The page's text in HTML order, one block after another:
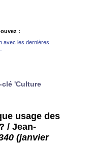
:
avec les dernières
clé 'Culture
usage des
/ Jean-
(janvier